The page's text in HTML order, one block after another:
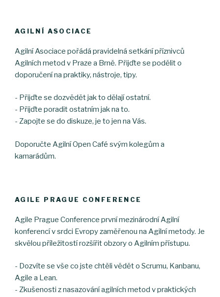
AGILNÍ ASOCIACE
Agilní Asociace pořádá pravidelná setkání příznivců
Agilních metod v Praze a Brně. Přijďte se podělit o
doporučení na praktiky, nástroje, tipy.
- Přijďte se dozvědět jak to dělají ostatní.
- Přijďte poradit ostatním jak na to.
- Zapojte se do diskuze, je to jen na Vás.
Doporučte Agilní Open Café svým kolegům a
kamarádům.
AGILE PRAGUE CONFERENCE
Agile Prague Conference první mezinárodní Agilní
konferencí v srdci Evropy zaměřenou na Agilní metody. Je
skvělou příležitostí rozšířit obzory o Agilním přístupu.
- Dozvíte se vše co jste chtěli vědět o Scrumu, Kanbanu,
Agile a Lean.
- Zkušenosti z nasazování agilních metod v praktických